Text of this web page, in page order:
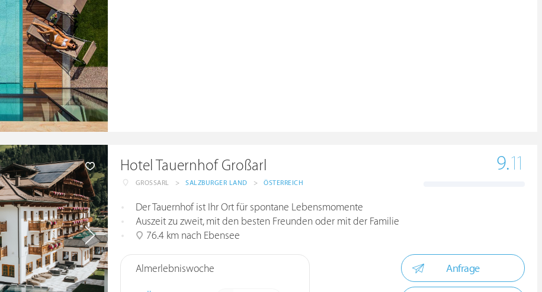
Hotel Tauernhof Großarl
GROSSARL > SALZBURGER LAND > ÖSTERREICH
9.11
Der Tauernhof ist Ihr Ort für spontane Lebensmomente
Auszeit zu zweit, mit den besten Freunden oder mit der Familie
76.4 km nach Ebensee
Almerlebniswoche Anfrage